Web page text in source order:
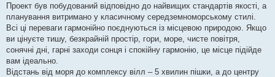
Проект був побудований відповідно до найвищих стандартів якості, а
планування витримано у класичному середземноморському стилі.
Всі ці переваги гармонійно поєднуються із місцевою природою. Якщо
ви цінуєте тишу, безкрайній простір, гори, море, чисте повітря,
сонячні дні, гарні заходи сонця і спокійну гармонію, це місце підійде
вам ідеально.
Відстань від моря до комплексу вілл – 5 хвилин пішки, а до центру